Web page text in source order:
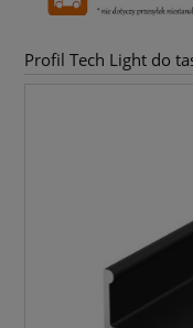
Profil Tech Light do